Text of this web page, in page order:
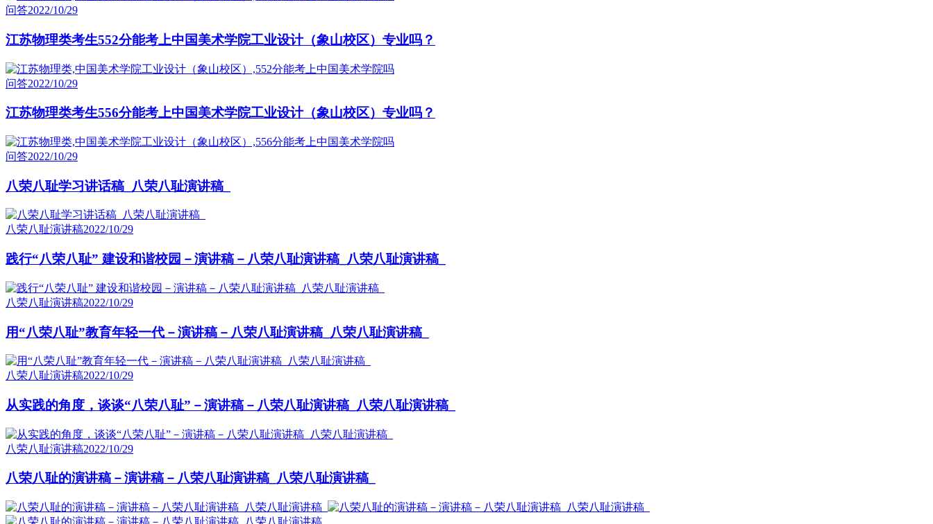
问答2022/10/29
江苏物理类考生552分能考上中国美术学院工业设计（象山校区）专业吗？
问答2022/10/29
江苏物理类考生556分能考上中国美术学院工业设计（象山校区）专业吗？
问答2022/10/29
八荣八耻学习讲话稿_八荣八耻演讲稿_
八荣八耻演讲稿2022/10/29
践行“八荣八耻” 建设和谐校园－演讲稿－八荣八耻演讲稿_八荣八耻演讲稿_
八荣八耻演讲稿2022/10/29
用“八荣八耻”教育年轻一代－演讲稿－八荣八耻演讲稿_八荣八耻演讲稿_
八荣八耻演讲稿2022/10/29
从实践的角度，谈谈“八荣八耻”－演讲稿－八荣八耻演讲稿_八荣八耻演讲稿_
八荣八耻演讲稿2022/10/29
八荣八耻的演讲稿－演讲稿－八荣八耻演讲稿_八荣八耻演讲稿_